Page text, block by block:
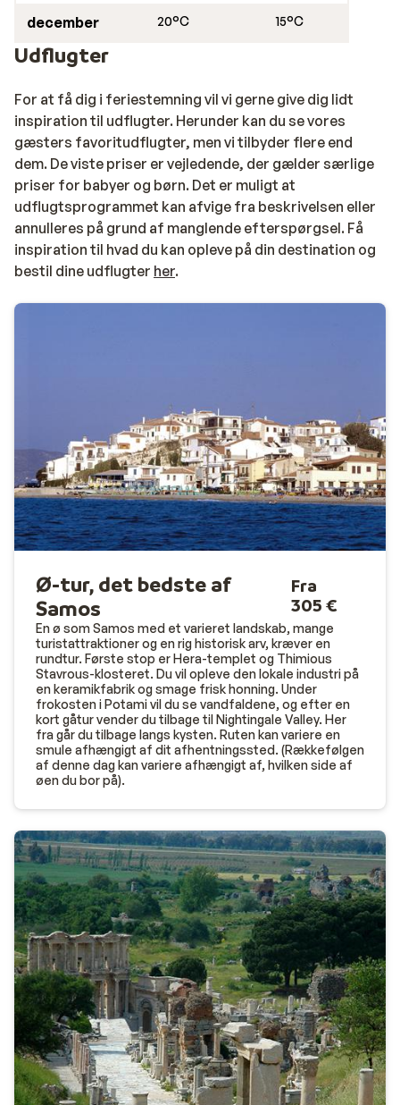
december 20°C 15°C
Udflugter
For at få dig i feriestemning vil vi gerne give dig lidt
inspiration til udflugter. Herunder kan du se vores
gæsters favoritudflugter, men vi tilbyder flere end
dem. De viste priser er vejledende, der gælder særlige
priser for babyer og børn. Det er muligt at
udflugtsprogrammet kan afvige fra beskrivelsen eller
annulleres på grund af manglende efterspørgsel. Få
inspiration til hvad du kan opleve på din destination og
bestil dine udflugter her.
Ø-tur, det bedste af
Samos
Fra
305 €
En ø som Samos med et varieret landskab, mange
turistattraktioner og en rig historisk arv, kræver en
rundtur. Første stop er Hera-templet og Thimious
Stavrous-klosteret. Du vil opleve den lokale industri på
en keramikfabrik og smage frisk honning. Under
frokosten i Potami vil du se vandfaldene, og efter en
kort gåtur vender du tilbage til Nightingale Valley. Her
fra går du tilbage langs kysten. Ruten kan variere en
smule afhængigt af dit afhentningssted. (Rækkefølgen
af denne dag kan variere afhængigt af, hvilken side af
øen du bor på).